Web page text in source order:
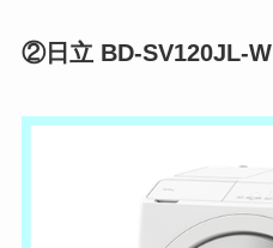
②日立 BD-SV120JL-W